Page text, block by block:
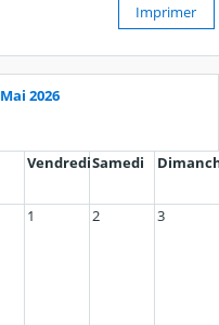
Imprimer
Mai 2026
VendrediSamedi
1 2 3